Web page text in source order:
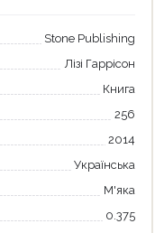
Stone Publishing
Лізі Гаррісон
Книга
256
2014
Українська
М'яка
0.375